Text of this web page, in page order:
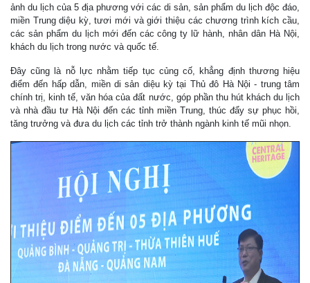
ảnh du lịch của 5 địa phương với các di sản, sản phẩm du lịch độc đáo,
miền Trung diệu kỳ, tươi mới và giới thiệu các chương trình kích cầu,
các sản phẩm du lịch mới đến các công ty lữ hành, nhân dân Hà Nội,
khách du lịch trong nước và quốc tế.
Đây cũng là nỗ lực nhằm tiếp tục củng cố, khẳng định thương hiệu
điểm đến hấp dẫn, miền di sản diệu kỳ tại Thủ đô Hà Nội - trung tâm
chính trị, kinh tế, văn hóa của đất nước, góp phần thu hút khách du lịch
và nhà đầu tư Hà Nội đến các tỉnh miền Trung, thúc đẩy sự phục hồi,
tăng trưởng và đưa du lịch các tỉnh trở thành ngành kinh tế mũi nhọn.